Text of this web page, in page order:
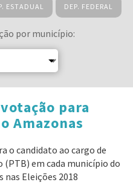
ESTADUAL DEP. FEDERAL
por município:
para
Amazonas
o candidato ao cargo de
em cada município do
nas Eleições 2018